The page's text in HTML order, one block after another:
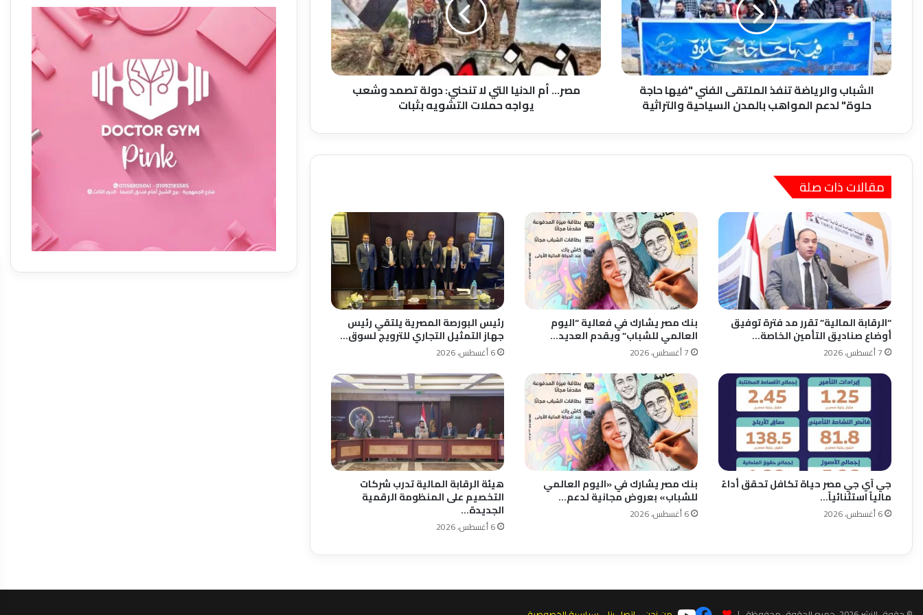
الفني
"فيها
حاجة
حلوة"
لدعم
المواهب
بالمدن
والتراثية
الشباب والرياضة تنفذ الملتقى الفني "فيها حاجة
حلوة" لدعم المواهب بالمدن السياحية والتراثية
لا
تنحني:
دولة
تصمد
وشعب
بثبات
مصر… أم الدنيا التي لا تنحني: دولة تصمد وشعب
يواجه حملات التشويه بثبات
مقالات ذات صلة
“الرقابة المالية” تقرر مد فترة توفيق
أوضاع صناديق التأمين الخاصة…
7 أغسطس، 2026
بنك مصر يشارك في فعالية “اليوم
العالمي للشباب” ويقدم العديد…
7 أغسطس، 2026
رئيس البورصة المصرية يلتقي رئيس
جهاز التمثيل التجاري للترويج لسوق…
6 أغسطس، 2026
جي آي جي مصر حياة تكافل تحقق أداءً
مالياً استثنائياً…
6 أغسطس، 2026
بنك مصر يشارك في «اليوم العالمي
للشباب» بعروض مجانية لدعم…
6 أغسطس، 2026
هيئة الرقابة المالية تدرب شركات
التخصيم على المنظومة الرقمية
الجديدة…
6 أغسطس، 2026